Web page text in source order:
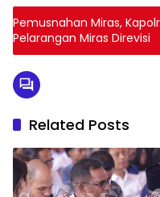
c
e
o
k
i
t
s
s
e
r
a
t
p
Pemusnahan Miras,
Pelarangan Miras Direvisi
Related Posts